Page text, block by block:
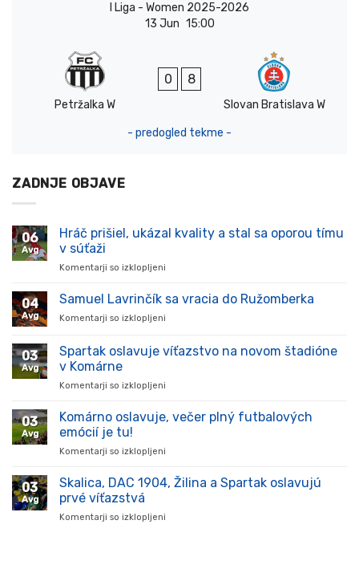
I Liga - Women 2025-2026
13 Jun 15:00
Petržalka W
0 8
Slovan Bratislava W
- predogled tekme -
ZADNJE OBJAVE
06
Avg
Hráč prišiel, ukázal kvality a stal sa oporou tímu
v súťaži
Komentarji so izklopljeni
prišiel,
stal
súťaži
04
Avg
Samuel Lavrinčík sa vracia do Ružomberka
Komentarji so izklopljeni
Lavrinčík
sa
03
Avg
Spartak oslavuje víťazstvo na novom štadióne
v Komárne
Komentarji so izklopljeni
oslavuje
v
03
Avg
Komárno oslavuje, večer plný futbalových
emócií je tu!
Komentarji so izklopljeni
oslavuje,
03
Avg
Skalica, DAC 1904, Žilina a Spartak oslavujú
prvé víťazstvá
Komentarji so izklopljeni